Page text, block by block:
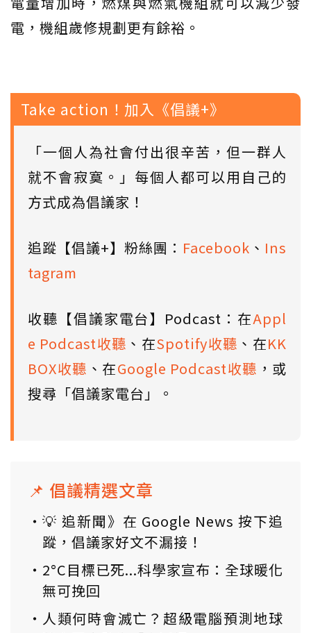
電，機組歲修規劃更有餘裕。
Take action！加入《倡議+》
「一個人為社會付出很辛苦，但一群人
就不會寂寞。」每個人都可以用自己的
方式成為倡議家！
追蹤【倡議+】粉絲團： Facebook 、 Ins
tagram
收聽【倡議家電台】Podcast：在Appl
e Podcast收聽 、在Spotify收聽 、在KK
BOX收聽 、在Google Podcast收聽 ，或
搜尋「倡議家電台」。
📌 倡議精選文章
💡 追新聞》在 Google News 按下追
蹤，倡議家好文不漏接！
2°C目標已死...科學家宣布：全球暖化
無可挽回
人類何時會滅亡？超級電腦預測地球